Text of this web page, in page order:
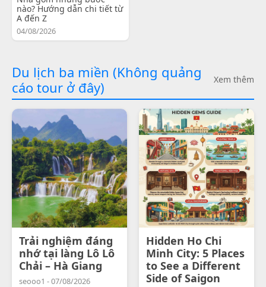
nào? Hướng dẫn chi tiết từ
A đến Z
04/08/2026
Du lịch ba miền (Không quảng
cáo tour ở đây)
Xem thêm
Trải nghiệm đáng
nhớ tại làng Lô Lô
Chải – Hà Giang
seooo1 - 07/08/2026
Hidden Ho Chi
Minh City: 5 Places
to See a Different
Side of Saigon